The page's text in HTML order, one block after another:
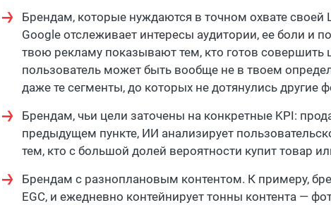
Брендам, которые нуждаются в точном охвате своей
Google отслеживает интересы аудитории, ее боли и
твою рекламу показывают тем, кто готов совершить
пользователь может быть вообще не в твоем
даже те сегменты, до которых не дотянулись другие
Брендам, чьи цели заточены на конкретные KPI:
предыдущем пункте, ИИ анализирует
тем, кто с большой долей вероятности купит товар
Брендам с разноплановым контентом. К примеру,
EGC, и ежедневно контейнирует тонны контента —